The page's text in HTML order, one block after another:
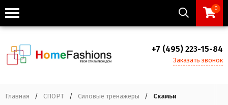
0
+7 (495) 223-15-84
Заказать звонок
Главная / СПОРТ / Силовые тренажеры / Скамьи